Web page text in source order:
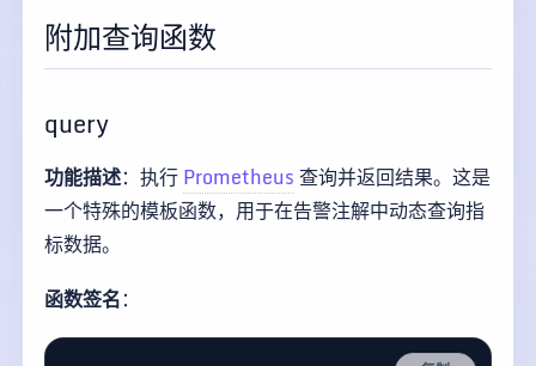
附加查询函数
query
功能描述：执行Prometheus查询并返回结果。这是
一个特殊的模板函数，用于在告警注解中动态查询指
标数据。
函数签名：